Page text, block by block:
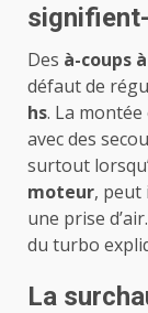
Des à-coups
défaut de
hs. La
avec des
surtout
moteur, peut
une prise
du turbo
La